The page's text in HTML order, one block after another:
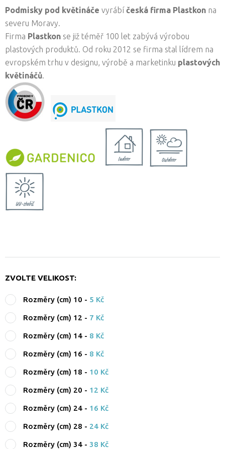
Podmisky pod květináče vyrábíčeská firma Plastkon na
severu Moravy.
Firma Plastkon se již téměř 100 let zabývá výrobou
plastových produktů. Od roku 2012 se firma stal lídrem na
evropském trhu v designu, výrobě a marketinku plastových
květináčů.
ZVOLTE VELIKOST:
Rozměry (cm) 10 - 5 Kč
Rozměry (cm) 12 - 7 Kč
Rozměry (cm) 14 - 8 Kč
Rozměry (cm) 16 - 8 Kč
Rozměry (cm) 18 - 10 Kč
Rozměry (cm) 20 - 12 Kč
Rozměry (cm) 24 - 16 Kč
Rozměry (cm) 28 - 24 Kč
Rozměry (cm) 34 - 38 Kč